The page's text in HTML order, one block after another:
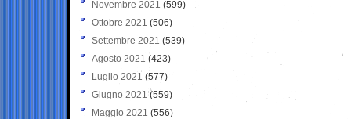
Novembre 2021 (599)
Ottobre 2021 (506)
Settembre 2021 (539)
Agosto 2021 (423)
Luglio 2021 (577)
Giugno 2021(559)
Maggio 2021 (556)